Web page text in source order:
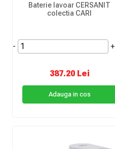
Baterie lavoar CERSANIT
colectia CARI
- +
387.20 Lei
Adauga in cos